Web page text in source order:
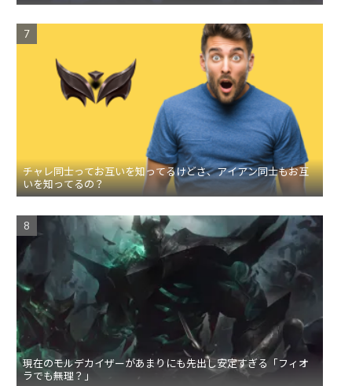
チャレ同士ってお互いを知ってるけどさ、アイアン同士もお互
いを知ってるの？
現在のモルデカイザーがあまりにも先出し安定すぎる「フィオ
ラでも無理？」